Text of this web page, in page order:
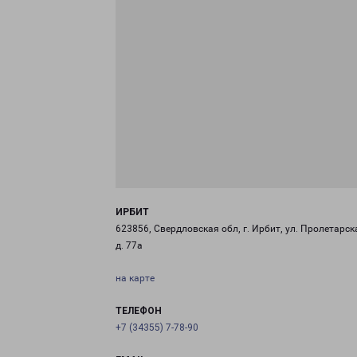
ИРБИТ
623856, Свердловская обл, г. Ирбит, ул.
д. 77а
на карте
ТЕЛЕФОН
+7 (34355) 7-78-90